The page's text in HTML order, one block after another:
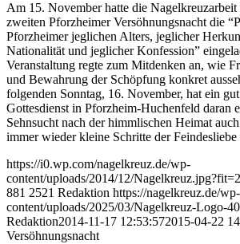
Am 15. November hatte die
zweiten Pforzheimer Versöhnungsnacht die
Pforzheimer jeglichen Alters, jeglicher
Nationalität und jeglicher Konfession”
Veranstaltung regte zum Mitdenken an, wie
und Bewahrung der Schöpfung konkret
folgenden Sonntag, 16. November, hat ein
Gottesdienst in Pforzheim-Huchenfeld daran
Sehnsucht nach der himmlischen Heimat
immer wieder kleine Schritte der Feindesliebe
https://i0.wp.com/nagelkreuz.de/wp-
content/uploads/2014/12/
881 2521 Redaktion https://nagelkreuz.de/wp-
content/uploads/2025/03/Nagelkreuz-Logo-
Redaktion2014-11-17 12:53:572015-04-22
Versöhnungsnacht